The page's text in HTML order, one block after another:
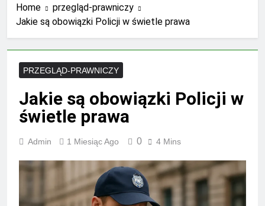
Home
przegląd-prawniczy
Jakie są obowiązki Policji w świetle prawa
PRZEGLĄD-PRAWNICZY
Jakie są obowiązki Policji w
świetle prawa
Admin 1 Miesiąc Ago 0 4 Mins